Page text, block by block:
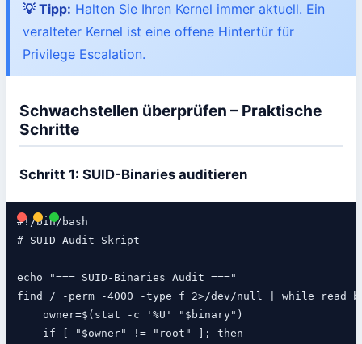
💡 Tipp: Halten Sie Ihren Kernel immer aktuell. Ein
veralteter Kernel ist eine offene Hintertür für
Privilege Escalation.
Schwachstellen überprüfen – Praktische
Schritte
Schritt 1: SUID-Binaries auditieren
#!/bin/bash
# SUID-Audit-Skript
echo "=== SUID-Binaries Audit ==="
find / -perm -4000 -type f 2>/dev/null | while read
    owner=$(stat -c '%U' "$binary")
    if [ "$owner" != "root" ]; then